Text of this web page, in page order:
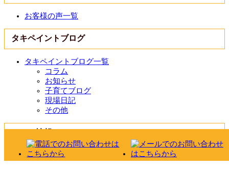
お客様の声一覧
タキペイントブログ
タキペイントブログ一覧
コラム
お知らせ
子育てブログ
現場日記
その他
チラシ情報一覧